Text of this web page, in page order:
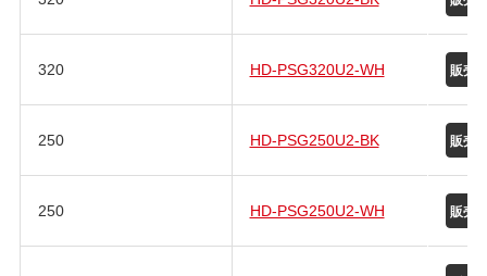
320 HD-PSG320U2-WH
250 HD-PSG250U2-BK
250 HD-PSG250U2-WH